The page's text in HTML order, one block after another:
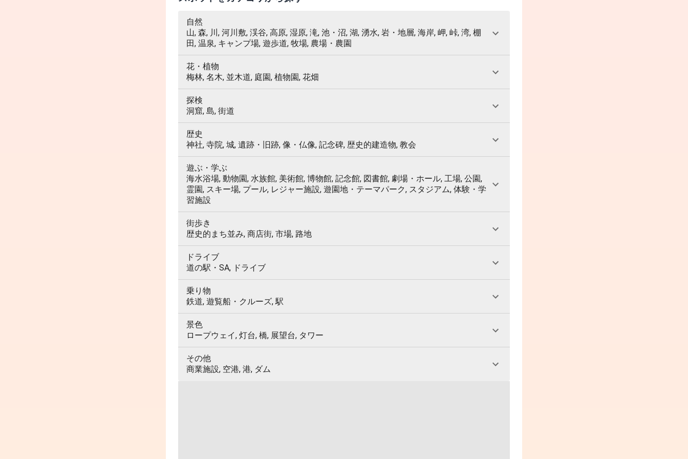
自然
山, 森, 川, 河川敷, 渓谷, 高原, 湿原, 滝, 池・沼, 湖, 湧水, 岩・地層, 海岸, 岬, 峠, 湾, 棚
田, 温泉, キャンプ場, 遊歩道, 牧場, 農場・農園
花・植物
梅林, 名木, 並木道, 庭園, 植物園, 花畑
探検
洞窟, 島, 街道
歴史
神社, 寺院, 城, 遺跡・旧跡, 像・仏像, 記念碑, 歴史的建造物, 教会
遊ぶ・学ぶ
海水浴場, 動物園, 水族館, 美術館, 博物館, 記念館, 図書館, 劇場・ホール, 工場, 公園,
霊園, スキー場, プール, レジャー施設, 遊園地・テーマパーク, スタジアム, 体験・学
習施設
街歩き
歴史的まち並み, 商店街, 市場, 路地
ドライブ
道の駅・SA, ドライブ
乗り物
鉄道, 遊覧船・クルーズ, 駅
景色
ロープウェイ, 灯台, 橋, 展望台, タワー
その他
商業施設, 空港, 港, ダム